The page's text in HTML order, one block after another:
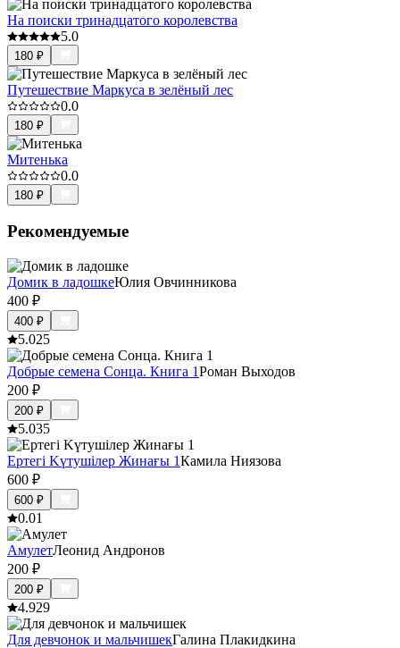
На поиски тринадцатого королевства
5.0
180 ₽
Путешествие Маркуса в зелёный лес
0.0
180 ₽
Митенька
0.0
180 ₽
Рекомендуемые
Домик в ладошкеЮлия Овчинникова
400 ₽
400 ₽
5.025
Добрые семена Сонца. Книга 1Роман Выходов
200 ₽
200 ₽
5.035
Ертегі Kүтушілер Жинағы 1Камила Ниязова
600 ₽
600 ₽
0.01
АмулетЛеонид Андронов
200 ₽
200 ₽
4.929
Для девчонок и мальчишекГалина Плакидкина